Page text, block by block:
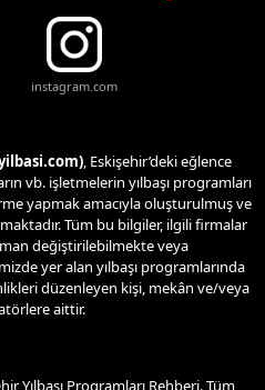
instagram.com
, Eskişehir’deki eğlence
vb. işletmelerin yılbaşı programları
yapmak amacıyla oluşturulmuş ve
Tüm bu bilgiler, ilgili firmalar
değiştirilebilmekte veya
yer alan yılbaşı programlarında
düzenleyen kişi, mekân ve/veya
aittir.
Yılbaşı Programları Rehberi. Tüm